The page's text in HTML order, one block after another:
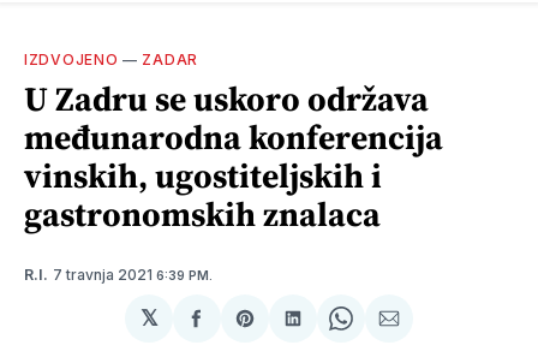
IZDVOJENO — ZADAR
U Zadru se uskoro održava
međunarodna konferencija
vinskih, ugostiteljskih i
gastronomskih znalaca
R.I. 7 travnja 2021 6:39 PM.
𝕏
podijeliSharepodijeliSharepodijeli